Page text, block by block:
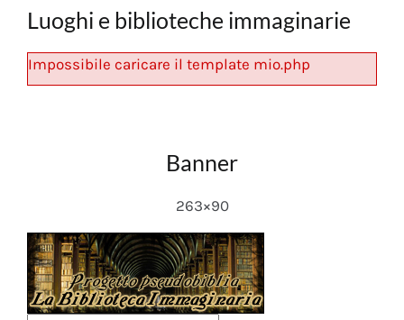
Luoghi e biblioteche immaginarie
Impossibile caricare il template mio.php
Banner
263×90